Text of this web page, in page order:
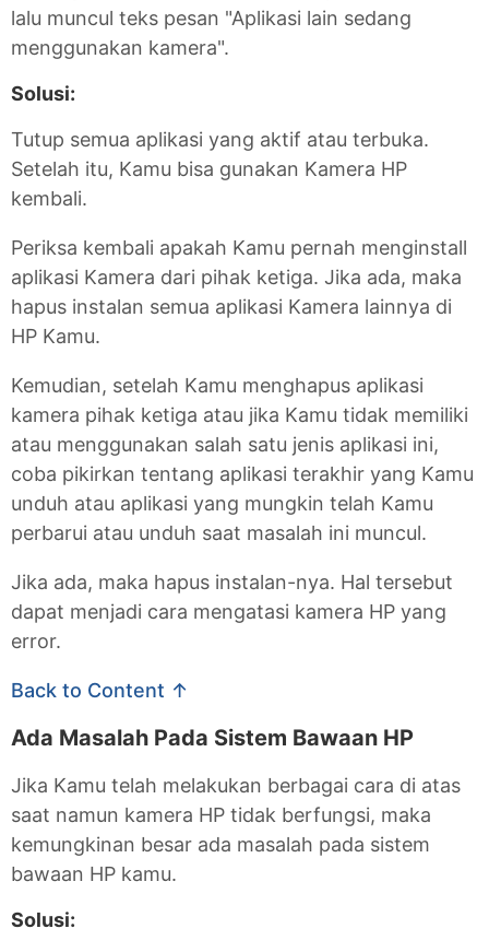
lalu muncul teks pesan "Aplikasi lain sedang
menggunakan kamera".
Solusi:
Tutup semua aplikasi yang aktif atau terbuka.
Setelah itu, Kamu bisa gunakan Kamera HP
kembali.
Periksa kembali apakah Kamu pernah menginstall
aplikasi Kamera dari pihak ketiga. Jika ada, maka
hapus instalan semua aplikasi Kamera lainnya di
HP Kamu.
Kemudian, setelah Kamu menghapus aplikasi
kamera pihak ketiga atau jika Kamu tidak memiliki
atau menggunakan salah satu jenis aplikasi ini,
coba pikirkan tentang aplikasi terakhir yang Kamu
unduh atau aplikasi yang mungkin telah Kamu
perbarui atau unduh saat masalah ini muncul.
Jika ada, maka hapus instalan-nya. Hal tersebut
dapat menjadi cara mengatasi kamera HP yang
error.
Back to Content ↑
Ada Masalah Pada Sistem Bawaan HP
Jika Kamu telah melakukan berbagai cara di atas
saat namun kamera HP tidak berfungsi, maka
kemungkinan besar ada masalah pada sistem
bawaan HP kamu.
Solusi: